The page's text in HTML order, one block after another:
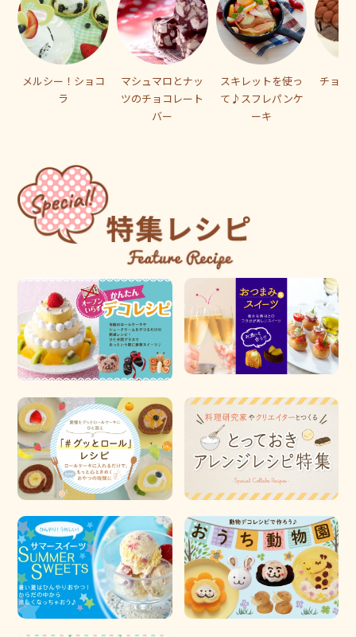
メルシー！ショコ
ラ
マシュマロとナッ
ツのチョコレート
バー
スキレットを使っ
て♪スフレパンケ
ーキ
チョコ